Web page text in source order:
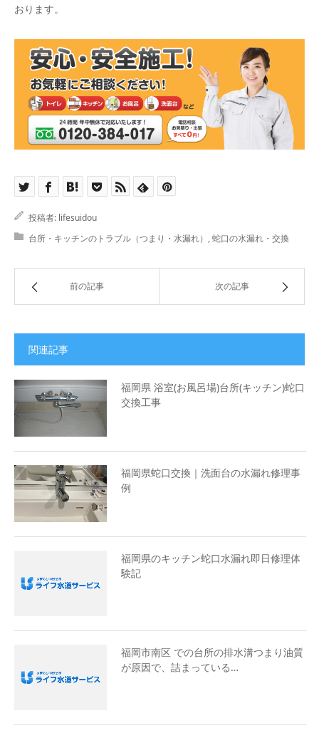
おります。
投稿者: lifesuidou
台所・キッチンのトラブル（つまり・水漏れ） ,蛇口の水漏れ・交換
前の記事 次の記事
関連記事
福岡県 浴室(お風呂場)台所(キッチン)蛇口
交換工事
福岡県蛇口交換｜洗面台の水漏れ修理事
例
福岡県のキッチン蛇口水漏れ即日修理体
験記
福岡市南区 での台所の排水溝つまり油質
が原因で、詰まっている…